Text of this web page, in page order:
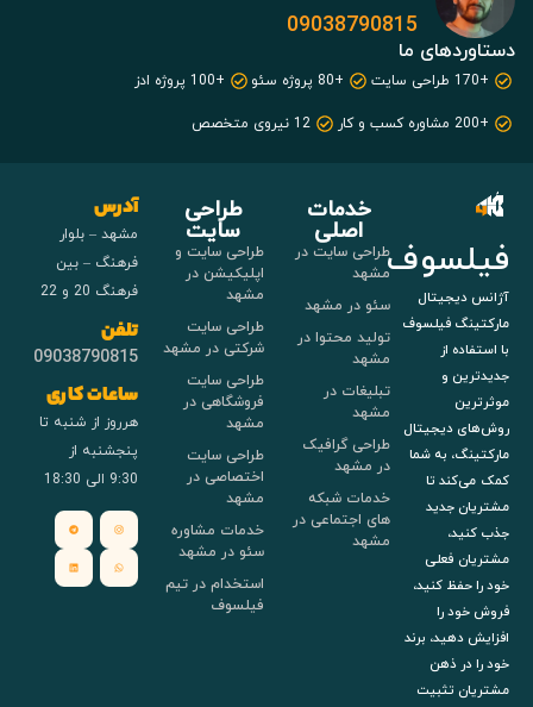
09038790815
دستاوردهای ما
+170 طراحی سایت +80 پروژه سئو
+100 پروژه ادز
+200 مشاوره کسب و کار
12 نیروی متخصص
فیلسوف
آژانس دیجیتال
مارکتینگ فیلسوف
با استفاده از
جدیدترین و
موثرترین
روش‌های دیجیتال
مارکتینگ، به شما
کمک می‌کند تا
مشتریان جدید
جذب کنید،
مشتریان فعلی
خود را حفظ کنید،
فروش خود را
افزایش دهید، برند
خود را در ذهن
مشتریان تثبیت
خدمات
اصلی
طراحی سایت در
مشهد
سئو در مشهد
تولید محتوا در
مشهد
تبلیغات در
مشهد
طراحی گرافیک
در مشهد
خدمات شبکه
های اجتماعی در
مشهد
طراحی
سایت
طراحی سایت و
اپلیکیشن در
مشهد
طراحی سایت
شرکتی در مشهد
طراحی سایت
فروشگاهی در
مشهد
طراحی سایت
اختصاصی در
مشهد
خدمات مشاوره
سئو در مشهد
استخدام در تیم
فیلسوف
آدرس
مشهد – بلوار
فرهنگ – بین
فرهنگ 20 و 22
تلفن
09038790815
ساعات کاری
هرروز از شنبه تا
پنجشنبه از
9:30 الی 18:30